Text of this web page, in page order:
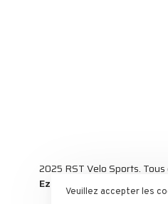
2025 RST Velo Sports.
Ezshop ecommerce.
Veuillez accepter les